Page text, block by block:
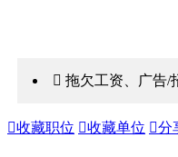
 拖欠工资、广告
收藏职位 收藏单位 分